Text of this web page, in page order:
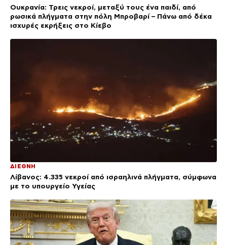
Ουκρανία: Τρεις νεκροί, μεταξύ τους ένα παιδί, από
ρωσικά πλήγματα στην πόλη Μπροβαρί – Πάνω από δέκα
ισχυρές εκρήξεις στο Κίεβο
ΔΙΕΘΝΗ
Λίβανος: 4.335 νεκροί από ισραηλινά πλήγματα, σύμφωνα
με το υπουργείο Υγείας